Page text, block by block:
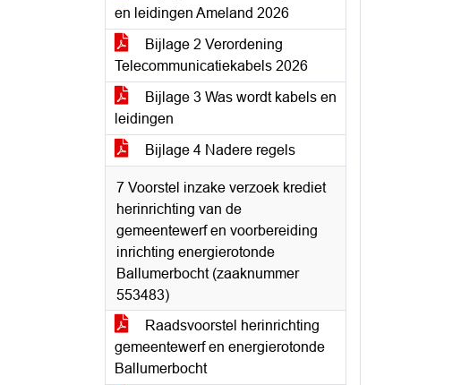
en leidingen Ameland 2026
Bijlage 2 Verordening
Telecommunicatiekabels 2026
Bijlage 3 Was wordt kabels en
leidingen
Bijlage 4 Nadere regels
7 Voorstel inzake verzoek krediet
herinrichting van de
gemeentewerf en voorbereiding
inrichting energierotonde
Ballumerbocht (zaaknummer
553483)
Raadsvoorstel herinrichting
gemeentewerf en energierotonde
Ballumerbocht